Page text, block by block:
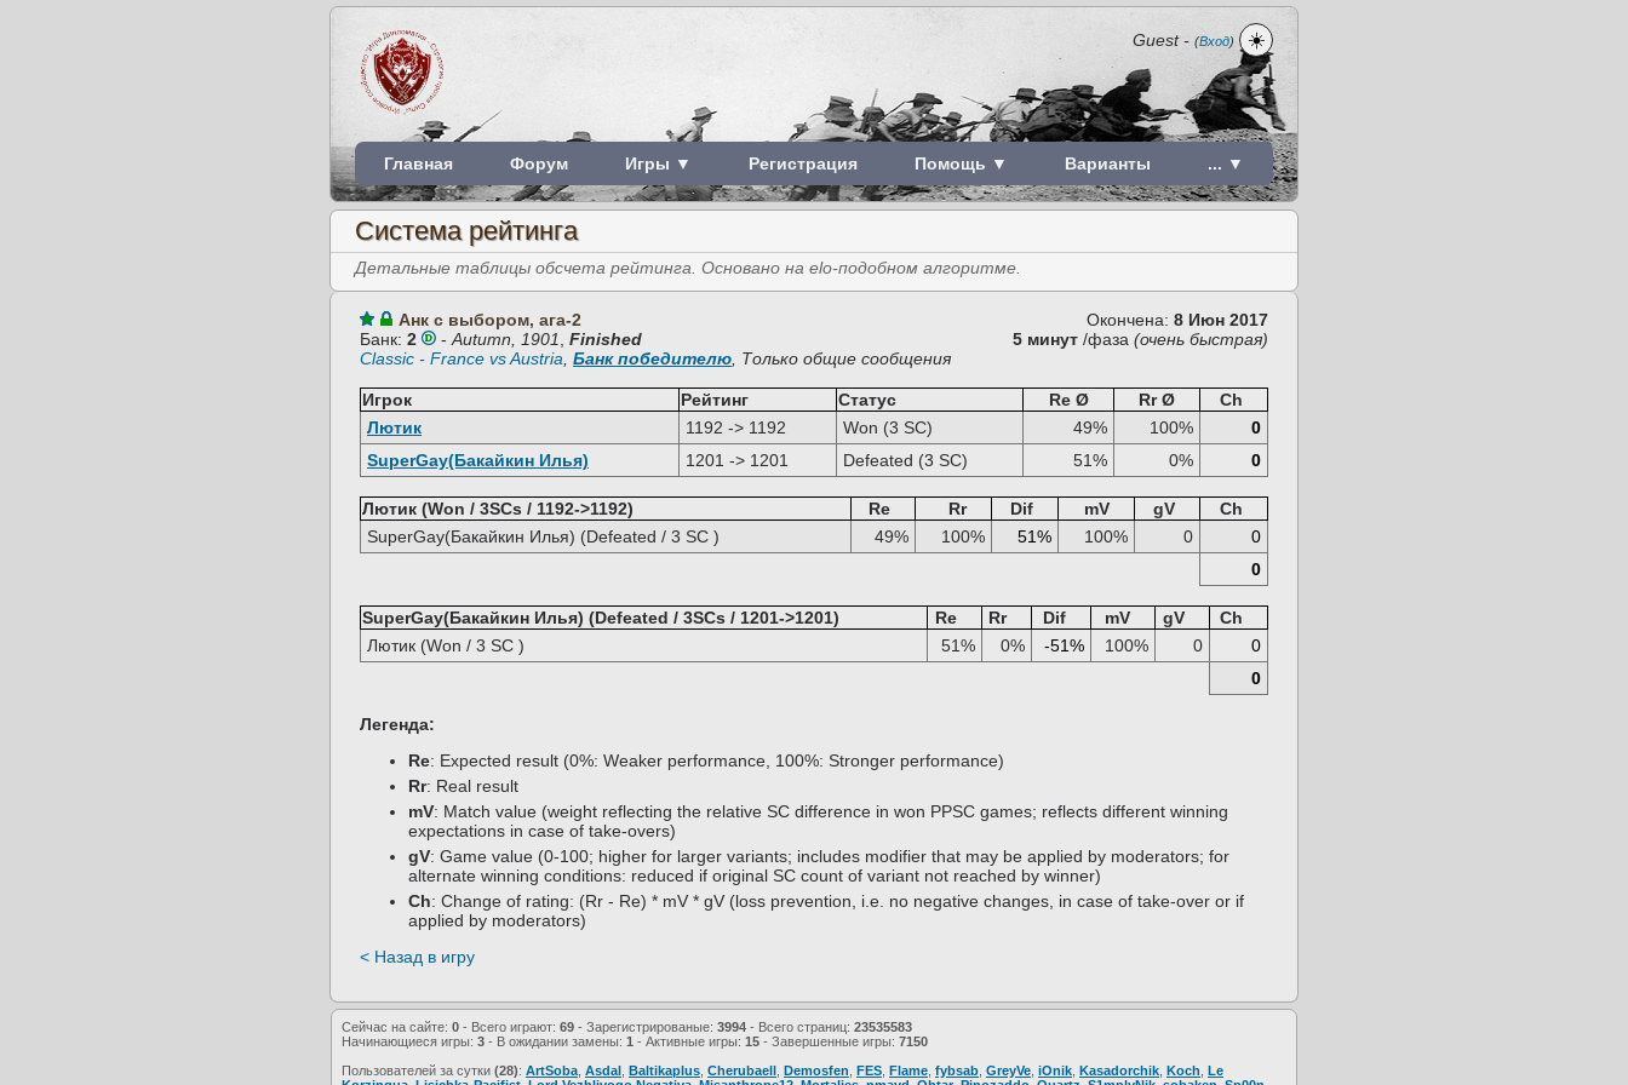
Guest- (Вход) ☀️
Главная Форум Игры ▼ Регистрация Помощь ▼ Варианты ... ▼
Система рейтинга
Детальные таблицы обсчета рейтинга. Основано на elo-подобном алгоритме.
Окончена: 8 Июн 2017
Анк с выбором, ага-2
5 минут /фаза (очень быстрая)
Банк: 2 - Autumn, 1901
Finished
Classic - France vs Austria Банк победителю , Только общие сообщения
Игрок Рейтинг Статус Re Ø Rr Ø
Ch
Лютик
1192 -> 1192 Won (3 SC) 49% 100%
0
SuperGay(Бакайкин Илья)
1201 -> 1201 Defeated (3 SC) 51% 0% 0
Лютик (Won / 3SCs / 1192->1192) Re Rr Dif mV gV
Ch
SuperGay(Бакайкин Илья) (Defeated / 3 SC )
49% 100% 51% 100% 0
0
0
SuperGay(Бакайкин Илья) (Defeated / 3SCs / 1201->1201) Re Rr Dif mV gV
Ch
Лютик (Won / 3 SC )
51% 0% -51% 100% 0
0
0
Легенда:
Re: Expected result (0%: Weaker performance, 100%: Stronger performance)
Rr: Real result
mV: Match value (weight reflecting the relative SC difference in won PPSC games; reflects different winning
expectations in case of take-overs)
gV: Game value (0-100; higher for larger variants; includes modifier that may be applied by moderators; for
alternate winning conditions: reduced if original SC count of variant not reached by winner)
Ch: Change of rating: (Rr - Re) * mV * gV (loss prevention, i.e. no negative changes, in case of take-over or if
applied by moderators)
< Назад в игру
Сейчас на сайте: 0 - Всего играют: 69 - Зарегистрированые: 3994 - Всего страниц: 23535583
Начинающиеся игры: 3 - В ожидании замены: 1 - Активные игры: 15 - Завершенные игры: 7150
Пользователей за сутки (28): ArtSoba Asdal Baltikaplus Cherubaell Demosfen FES Flame fybsab GreyVe iOnik Kasadorchik Koch Le